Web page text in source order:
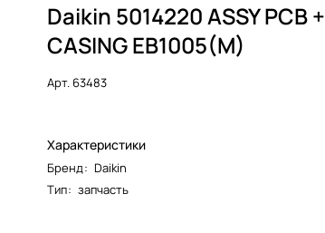
Daikin 5014220 ASSY PCB +
CASING EB1005(M)
Арт.63483
Характеристики
Бренд: Daikin
Тип: запчасть